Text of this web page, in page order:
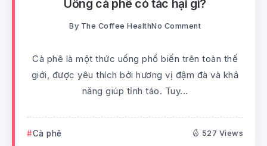
Uống cà phê có tác hại gì?
By The Coffee HealthNo Comment
Cà phê là một thức uống phổ biến trên toàn thế
giới, được yêu thích bởi hương vị đậm đà và khả
năng giúp tỉnh táo. Tuy...
Cà phê 527 Views